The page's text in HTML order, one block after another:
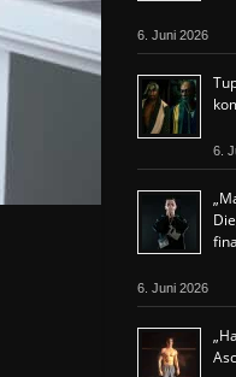
6. Juni 2026
6.
6. Juni 2026